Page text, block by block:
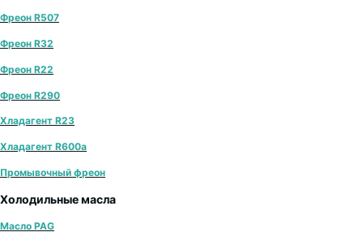
Фреон R507
Фреон R32
Фреон R22
Фреон R290
Хладагент R23
Хладагент R600a
Промывочный фреон
Холодильные масла
Масло PAG